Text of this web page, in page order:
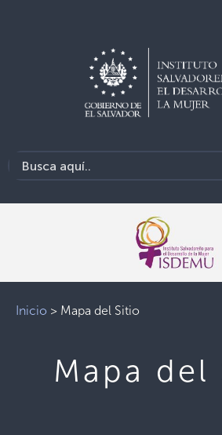
Inicio > Mapa del Sitio
Mapa del